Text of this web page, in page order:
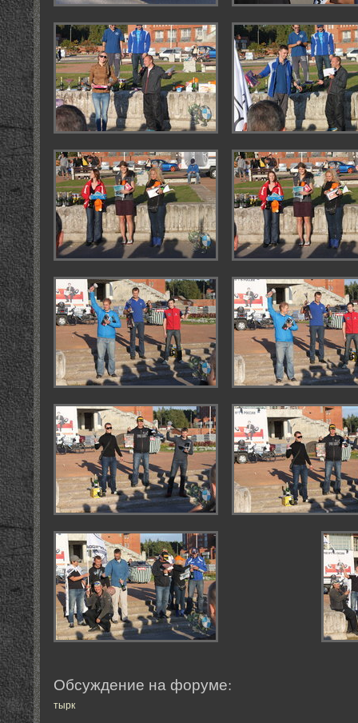
Обсуждение на форуме:
тырк